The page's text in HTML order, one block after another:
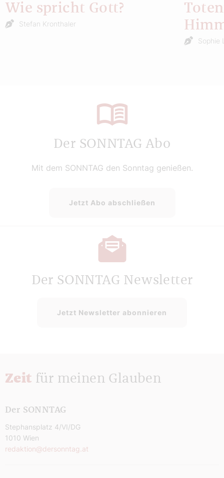
Wie spricht Gott?
Stefan Kronthaler
Sophie
Der SONNTAG Abo
Mit dem SONNTAG den Sonntag genießen.
Jetzt Abo abschließen
Der SONNTAG Newsletter
Jetzt Newsletter abonnieren
Zeit für meinen Glauben
Der SONNTAG
Stephansplatz 4/VI/DG
1010 Wien
redaktion@dersonntag.at